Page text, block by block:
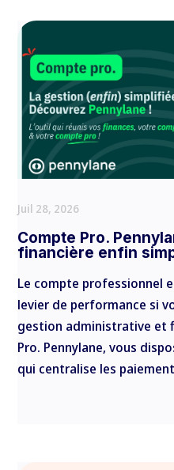
Compte Pro.
financière enfin
Juil 28, 2026
Le compte professionnel
levier de performance si
gestion administrative et
Pro. Pennylane, vous
qui centralise les